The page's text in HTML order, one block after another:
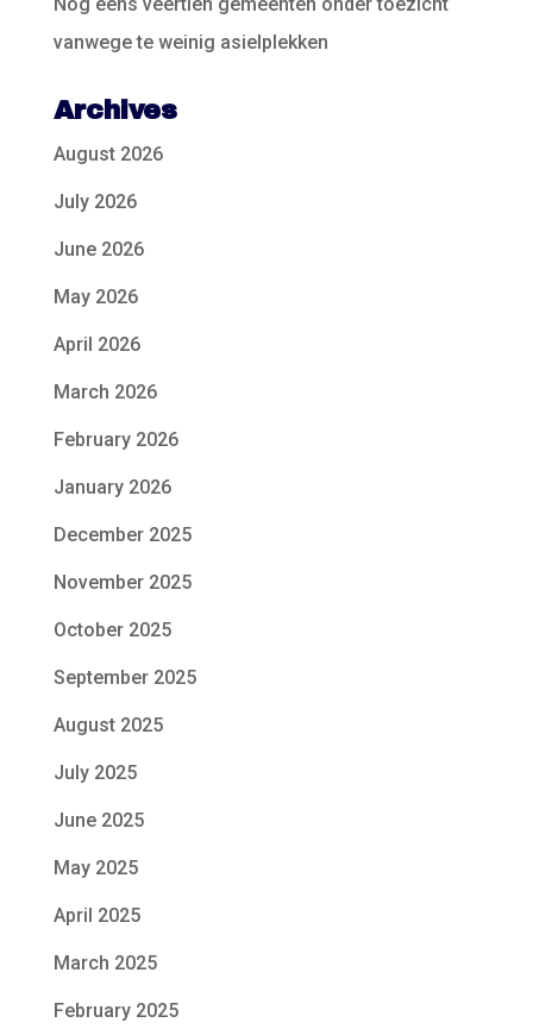
vanwege te weinig asielplekken
Archives
August 2026
July 2026
June 2026
May 2026
April 2026
March 2026
February 2026
January 2026
December 2025
November 2025
October 2025
September 2025
August 2025
July 2025
June 2025
May 2025
April 2025
March 2025
February 2025